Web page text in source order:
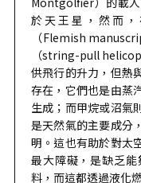
於天王星，然而
（Flemish
（string-pull
供飛行的升力，但熱
存在，它們也是由蒸
生成；而甲烷或沼氣
是天然氣的主要成分
明。這也有助於對太
最大障礙，是缺乏
料，而這都透過液化